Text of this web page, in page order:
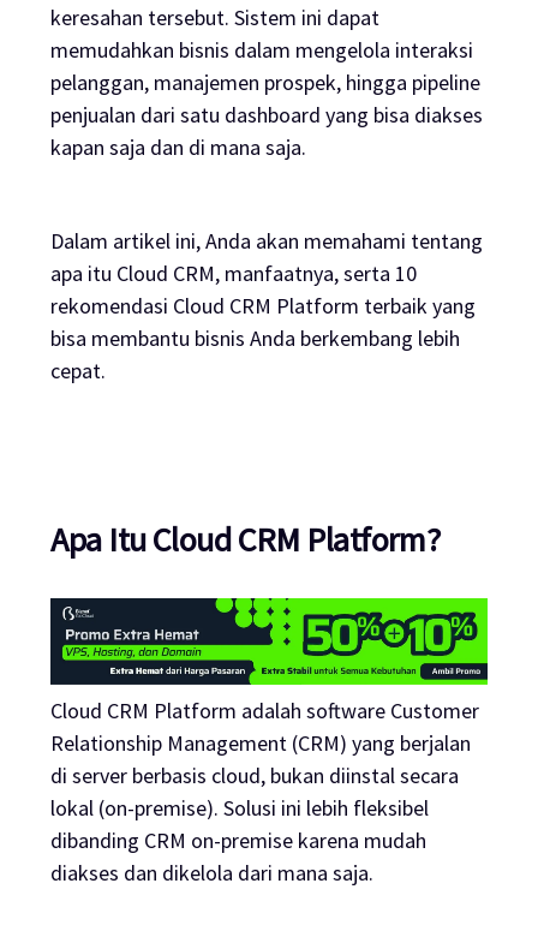
keresahan tersebut. Sistem ini dapat
memudahkan bisnis dalam mengelola interaksi
pelanggan, manajemen prospek, hingga pipeline
penjualan dari satu dashboard yang bisa diakses
kapan saja dan di mana saja.
Dalam artikel ini, Anda akan memahami tentang
apa itu Cloud CRM, manfaatnya, serta 10
rekomendasi Cloud CRM Platform terbaik yang
bisa membantu bisnis Anda berkembang lebih
cepat.
Apa Itu Cloud CRM Platform?
Cloud CRM Platform adalah software Customer
Relationship Management (CRM) yang berjalan
di server berbasis cloud, bukan diinstal secara
lokal (on-premise). Solusi ini lebih fleksibel
dibanding CRM on-premise karena mudah
diakses dan dikelola dari mana saja.